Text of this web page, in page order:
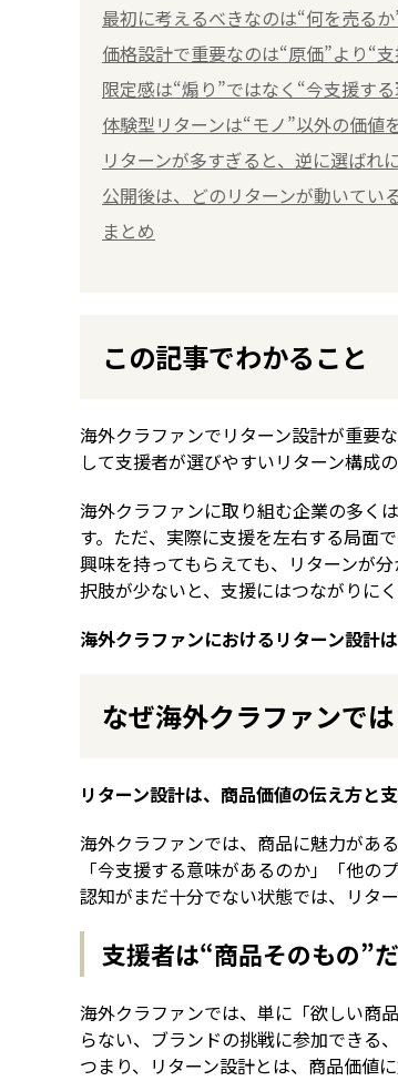
最初に考えるべきなのは“何を売る
価格設計で重要なのは“原価”より“
限定感は“煽り”ではなく“今支援す
体験型リターンは“モノ”以外の価値
リターンが多すぎると、逆に選ばれ
公開後は、どのリターンが動いてい
まとめ
この記事でわかること
海外クラファンでリターン設計が重要
して支援者が選びやすいリターン構成
海外クラファンに取り組む企業の多く
す。ただ、実際に支援を左右する局面
興味を持ってもらえても、リターンが
択肢が少ないと、支援にはつながりにく
海外クラファンにおけるリターン設計
なぜ海外クラファンで
リターン設計は、商品価値の伝え方と
海外クラファンでは、商品に魅力があ
「今支援する意味があるのか」「他
認知がまだ十分でない状態では、リタ
支援者は“商品そのもの”
海外クラファンでは、単に「欲しい商
らない、ブランドの挑戦に参加できる
つまり、リターン設計とは、商品価値